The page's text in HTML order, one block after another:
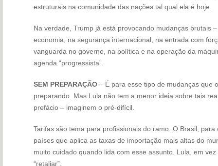
estruturais na comunidade das nações tal qual ela é hoje.
Na verdade, Trump já está provocando mudanças brutais
economia, na segurança internacional, na entrada com
vanguarda no governo, na política e na operação da
agenda “progressista”.
SEM PREPARAÇÃO– É para esse tipo de mudanças que
preparando. Mas Lula não tem a menor ideia sobre tais
prefácio – imaginem o pré-difícil.
Tarifas são tema para profissionais do ramo. O Brasil,
países que aplica as taxas de importação mais altas do
muito cuidado quando lida com esse assunto. Lula, em
“retaliar”.